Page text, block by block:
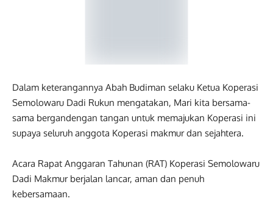
Dalam keterangannya Abah Budiman selaku Ketua Koperasi
Semolowaru Dadi Rukun mengatakan, Mari kita bersama-
sama bergandengan tangan untuk memajukan Koperasi ini
supaya seluruh anggota Koperasi makmur dan sejahtera.
Acara Rapat Anggaran Tahunan (RAT) Koperasi Semolowaru
Dadi Makmur berjalan lancar, aman dan penuh
kebersamaan.